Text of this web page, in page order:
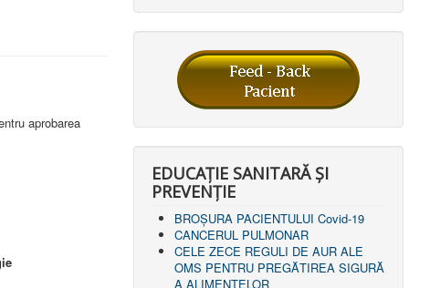
aprobarea
EDUCAȚIE SANITARĂ ȘI
PREVENȚIE
BROȘURA PACIENTULUI Covid-19
CANCERUL PULMONAR
CELE ZECE REGULI DE AUR ALE
OMS PENTRU PREGĂTIREA SIGURĂ
A ALIMENTELOR